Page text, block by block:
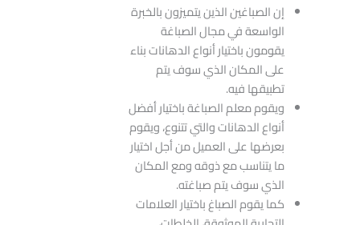
إن الصباغين الذين يتميزون بالخبرة
الواسعة في مجال الصباغة
يقومون باختيار أنواع الدهانات بناء
على المكان الذي سوف يتم
تطبيقها فيه.
ويقوم معلم الصباغة باختيار أفضل
أنواع الدهانات والتي تتنوع، ويقوم
بعرضها على العميل من أجل اختيار
ما يتناسب مع ذوقه ومع المكان
الذي سوف يتم صباغته.
كما يقوم الصباغ باختيار العلامات